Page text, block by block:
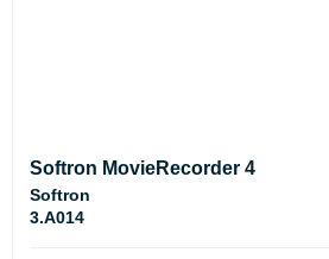
Softron MovieRecorder 4
Softron
3.A014